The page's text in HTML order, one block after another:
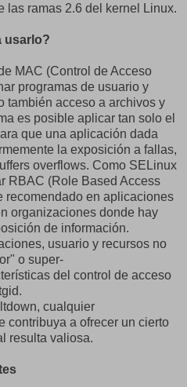
las ramas 2.6 del kernel Linux.
usarlo?
MAC (Control de Acceso
programas de usuario y
también acceso a archivos y
es posible aplicar tan solo el
que una aplicación dada
la exposición a fallas,
overflows. Como SELinux
RBAC (Role Based Access
recomendado en aplicaciones
organizaciones donde hay
de información.
usuario y recursos no
o super-
del control de acceso
cualquier
contribuya a ofrecer un cierto
resulta valiosa.